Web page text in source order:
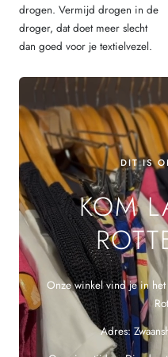
drogen. Vermijd drogen in de
droger, dat doet meer slecht
dan goed voor je textielvezel.
DIT IS
KOM
Onze winkel vind je in het
Adres: